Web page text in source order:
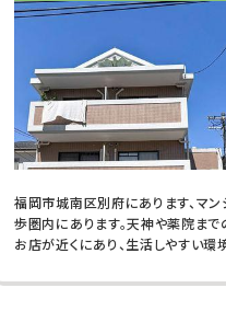
福岡市城南区別府にあります、マン
歩圏内にあります。天神や薬院ま
お店が近くにあり、生活しやすい環